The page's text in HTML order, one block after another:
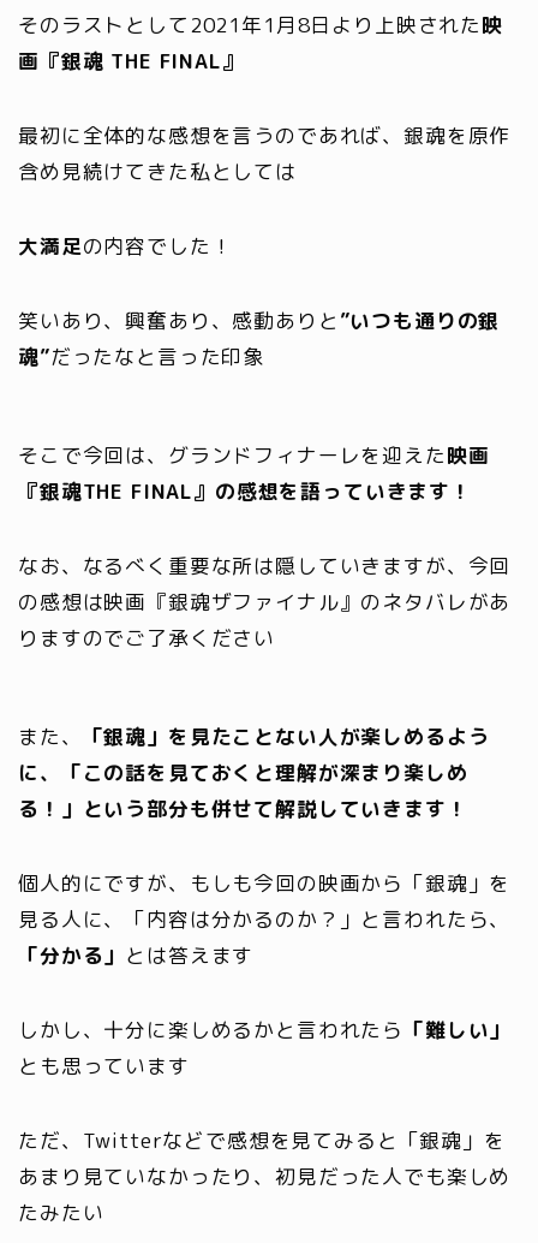
そのラストとして2021年1月8日より上映された映
画『銀魂 THE FINAL』
最初に全体的な感想を言うのであれば、銀魂を原作
含め見続けてきた私としては
大満足の内容でした！
笑いあり、興奮あり、感動ありと ”いつも通りの銀
魂”だったなと言った印象
そこで今回は、グランドフィナーレを迎えた映画
『銀魂THE FINAL』の感想を語っていきます！
なお、なるべく重要な所は隠していきますが、今回
の感想は映画『銀魂ザファイナル』の ネタバレがあ
りますのでご了承ください
また、
「銀魂」を見たことない人が楽しめるよう
に、「この話を見ておくと理解が深まり楽しめ
る！」という部分も併せて解説していきます！
個人的にですが、もしも今回の映画から「銀魂」を
見る人に、「内容は分かるのか？」と言われたら、
「分かる」 とは答えます
しかし、十分に楽しめるかと言われたら 「難しい」
とも思っています
ただ、Twitterなどで感想を見てみると「銀魂」を
あまり見ていなかったり、初見だった人でも楽しめ
たみたい